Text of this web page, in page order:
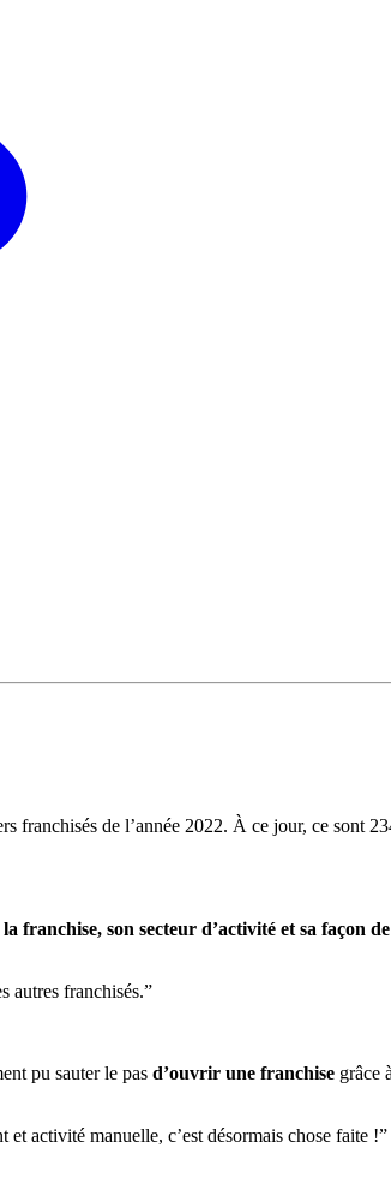
franchisés de l’année 2022. À ce jour, ce sont
franchise, son secteur d’activité et sa façon
autres franchisés.”
pu sauter le pas d’ouvrir une franchise grâce
activité manuelle, c’est désormais chose faite !”